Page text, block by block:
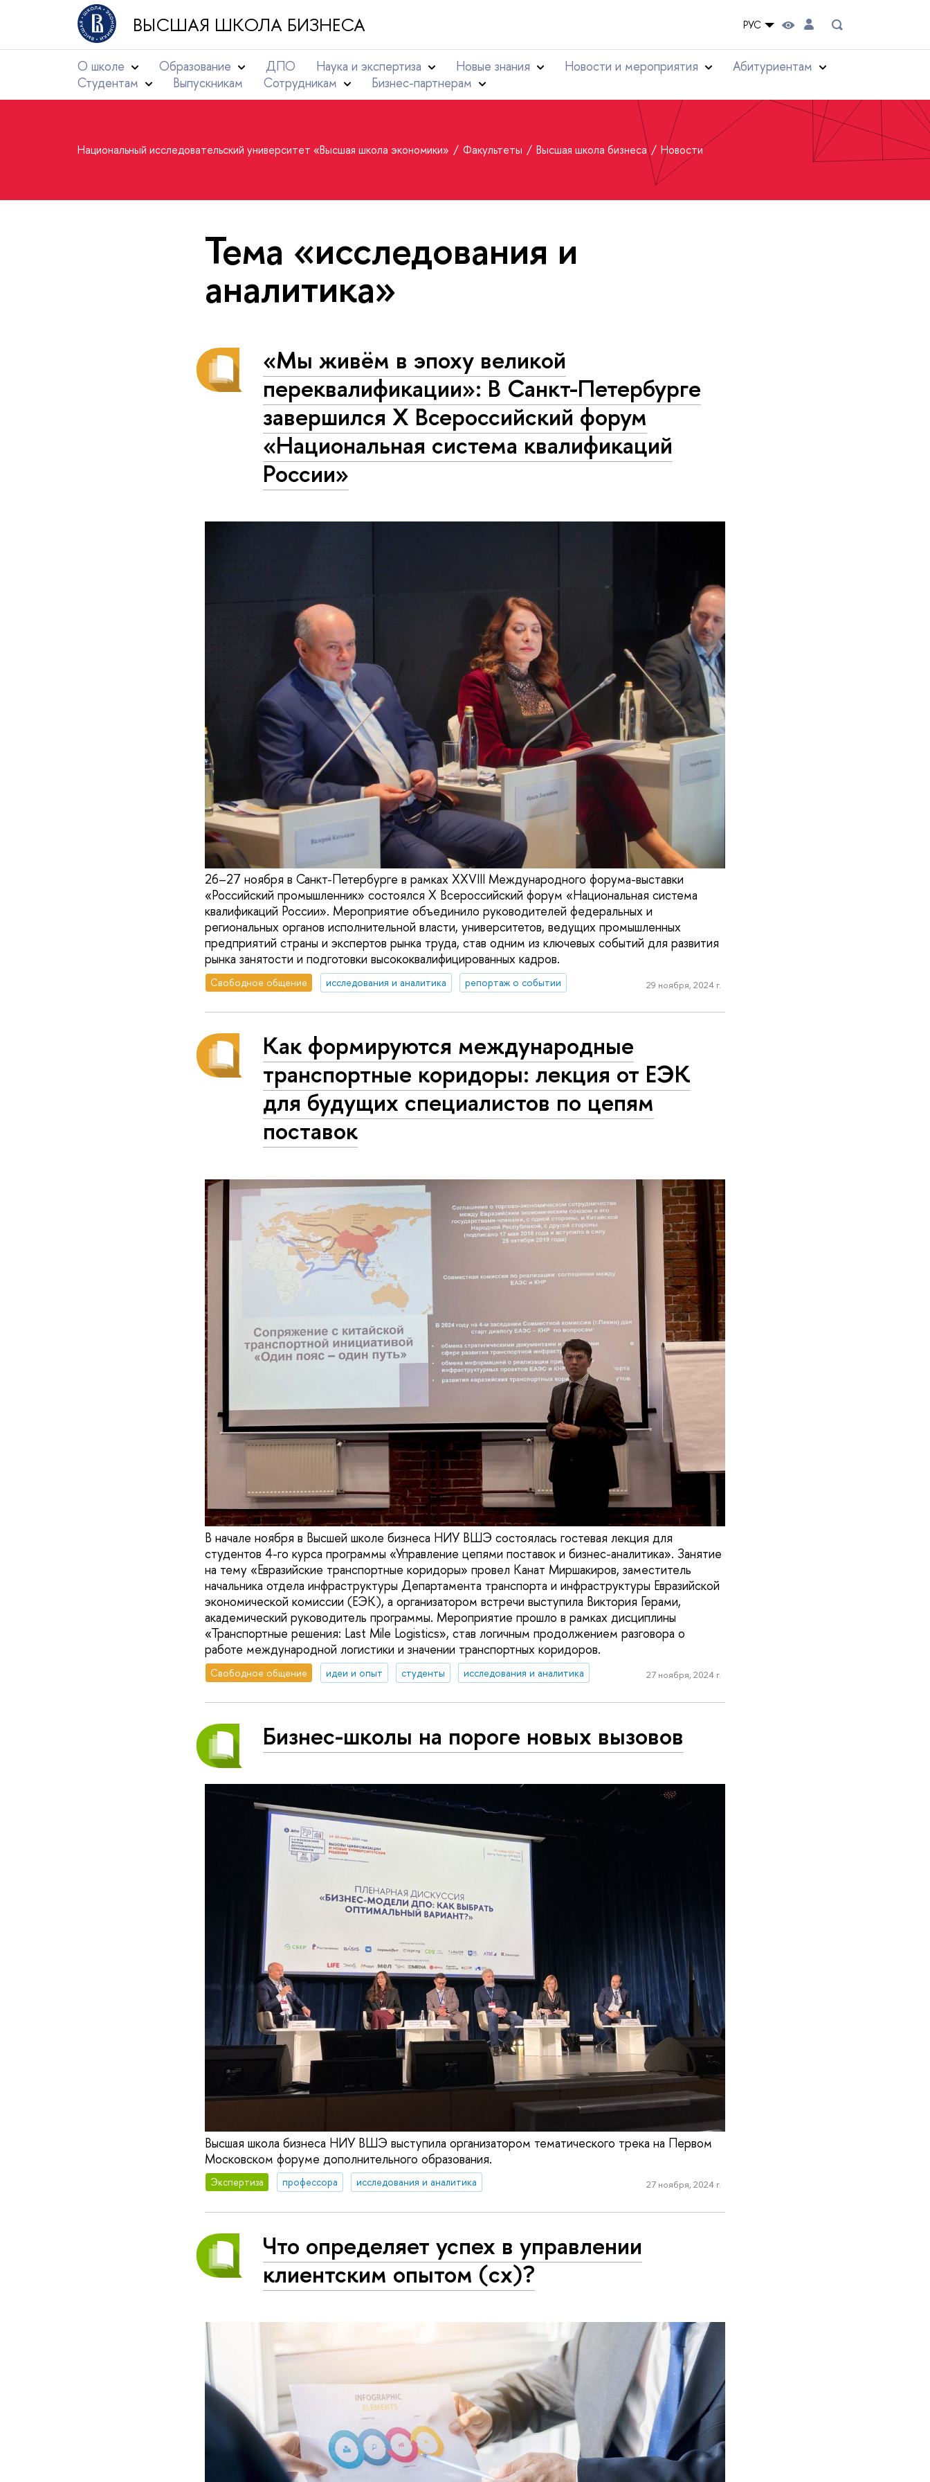
ВЫСШАЯ ШКОЛА БИЗНЕСА РУС
О школе Образование ДПО Наука и экспертиза Новые знания Новости и мероприятия
Абитуриентам
Студентам
Выпускникам Сотрудникам Бизнес-партнерам
Национальный исследовательский университет «Высшая школа экономики» Факультеты Высшая школа бизнеса Новости
Тема «исследования и
аналитика»
«Мы живём в эпоху великой
переквалификации»: В Санкт-Петербурге
завершился X Всероссийский форум
«Национальная система квалификаций
России»
26–27 ноября в Санкт-Петербурге в рамках XXVIII Международного форума-выставки
«Российский промышленник» состоялся X Всероссийский форум «Национальная система
квалификаций России». Мероприятие объединило руководителей федеральных и
региональных органов исполнительной власти, университетов, ведущих промышленных
предприятий страны и экспертов рынка труда, став одним из ключевых событий для развития
рынка занятости и подготовки высококвалифицированных кадров.
Свободное общение исследования и аналитика репортаж о событии 29 ноября, 2024 г.
Как формируются международные
транспортные коридоры: лекция от ЕЭК
для будущих специалистов по цепям
поставок
В начале ноября в Высшей школе бизнеса НИУ ВШЭ состоялась гостевая лекция для
студентов 4-го курса программы «Управление цепями поставок и бизнес-аналитика». Занятие
на тему «Евразийские транспортные коридоры» провел Канат Миршакиров, заместитель
начальника отдела инфраструктуры Департамента транспорта и инфраструктуры Евразийской
экономической комиссии (ЕЭК), а организатором встречи выступила Виктория Герами,
академический руководитель программы. Мероприятие прошло в рамках дисциплины
«Транспортные решения: Last Mile Logistics», став логичным продолжением разговора о
работе международной логистики и значении транспортных коридоров.
Свободное общение идеи и опыт студенты исследования и аналитика 27 ноября, 2024 г.
Бизнес-школы на пороге новых вызовов
Высшая школа бизнеса НИУ ВШЭ выступила организатором тематического трека на Первом
Московском форуме дополнительного образования.
Экспертиза профессора исследования и аналитика 27 ноября, 2024 г.
Что определяет успех в управлении
клиентским опытом (cx)?